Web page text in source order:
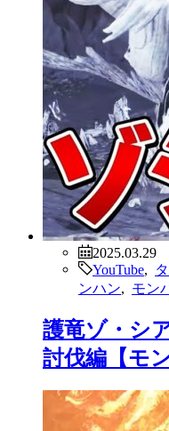
2025.03.29
YouTube
ンハン
モン
護竜ゾ・シ
討伐編【モ